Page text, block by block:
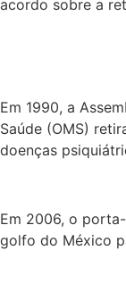
acordo sobre a
Em 1990, a
Saúde (OMS)
doenças
Em 2006, o
golfo do México